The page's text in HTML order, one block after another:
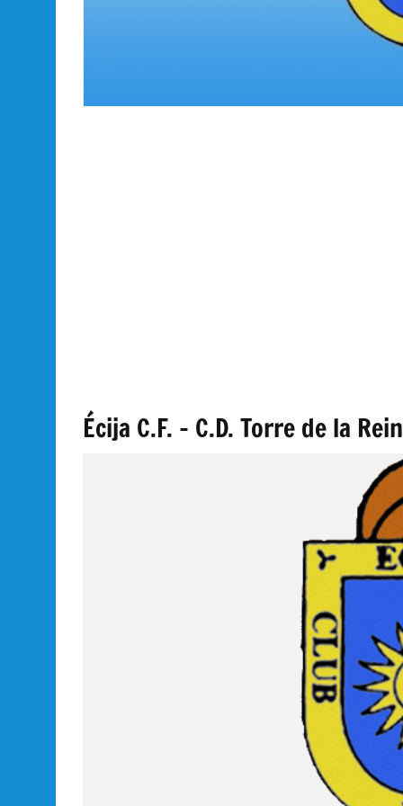
Écija C.F. – C.D. Torre de la